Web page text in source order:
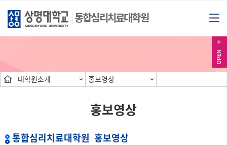
통합심리치료대학원
대학원소개 홍보영상
홍보영상
통합심리치료대학원 홍보영상